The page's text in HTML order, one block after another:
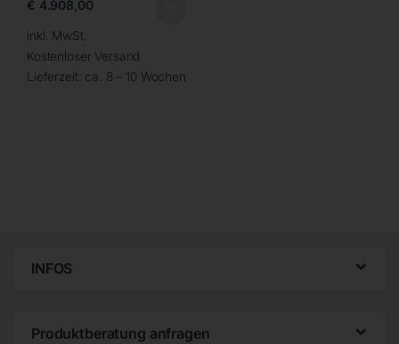
€ 4.908,00
inkl. MwSt.
Kostenloser Versand
Lieferzeit: ca. 8 – 10 Wochen
INFOS
Produktberatung anfragen